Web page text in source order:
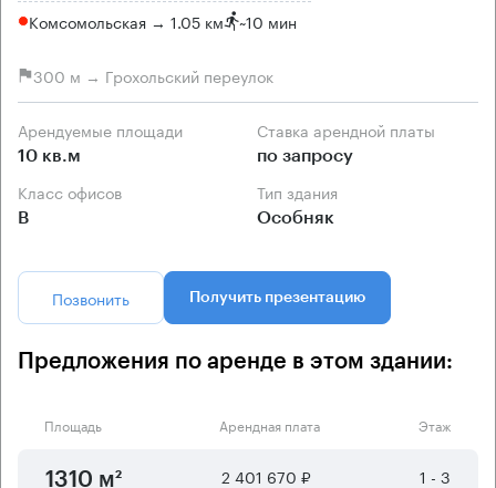
Комсомольская → 1.05 км ~10 мин
300 м → Грохольский переулок
Арендуемые площади
10 кв.м
Ставка арендной платы
по запросу
Класс офисов
B
Тип здания
Особняк
Позвонить Получить презентацию
Предложения по аренде в этом здании:
Площадь Арендная плата Этаж
1310 м² 2 401 670 ₽ 1 - 3